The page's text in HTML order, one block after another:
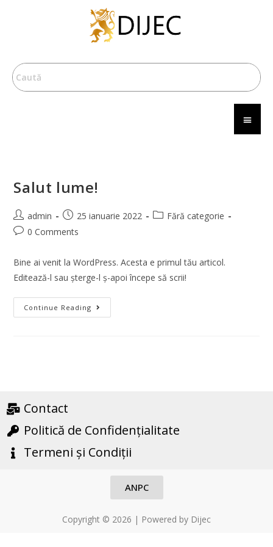
Salut lume!
admin 25 ianuarie 2022
Fără categorie
0 Comments
Bine ai venit la WordPress. Acesta e primul tău articol.
Editează-l sau șterge-l ș-apoi începe să scrii!
Continue Reading
Contact
Politică de Confidențialitate
Termeni și Condiții
ANPC
Copyright © 2026 | Powered by Dijec